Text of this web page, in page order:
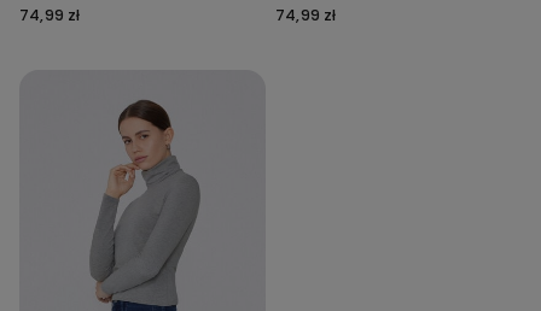
74,99 zł
74,99 zł